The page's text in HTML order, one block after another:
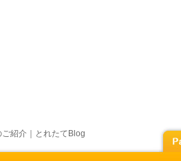
ご紹介 とれたてBlog